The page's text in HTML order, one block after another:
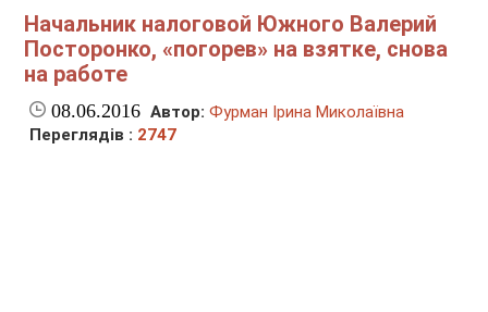
Начальник налоговой Южного Валерий
Посторонко, «погорев» на взятке, снова
на работе
08.06.2016 Автор: Фурман Ірина Миколаївна
Переглядів : 2747